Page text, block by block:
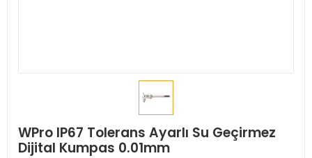
WPro IP67 Tolerans Ayarlı Su Geçirmez
Dijital Kumpas 0.01mm